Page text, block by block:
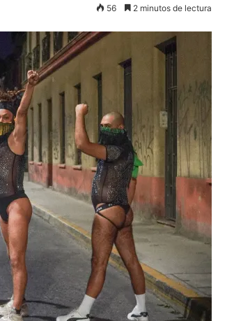
56 2 minutos de lectura